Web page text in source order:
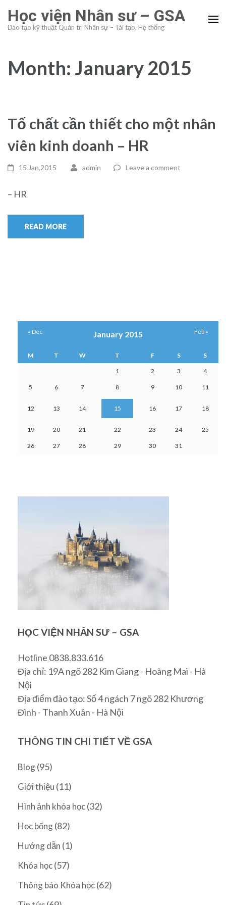
content
Enter)
Học viện Nhân sư – GSA
Đào tạo kỹ thuật Quản trị Nhân sự – Tái tạo, Hệ thống
Month: January 2015
Tố chất cần thiết cho một nhân
viên kinh doanh – HR
15 Jan,2015 admin Leave a comment
– HR
READ MORE
January 2015
M T W T F S S
1 2 3 4
5 6 7 8 9 10 11
12 13 14 15 16 17 18
19 20 21 22 23 24 25
26 27 28 29 30 31
« Dec Feb »
HỌC VIỆN NHÂN SƯ – GSA
Hotline 0838.833.616
Địa chỉ: 19A ngõ 282 Kim Giang - Hoàng Mai - Hà
Nội
Địa điểm đào tạo: Số 4 ngách 7 ngõ 282 Khương
Đình - Thanh Xuân - Hà Nội
THÔNG TIN CHI TIẾT VỀ GSA
Blog(95)
Giới thiệu (11)
Hình ảnh khóa học(32)
Học bổng(82)
Hướng dẫn (1)
Khóa học(57)
Thông báo Khóa học(62)